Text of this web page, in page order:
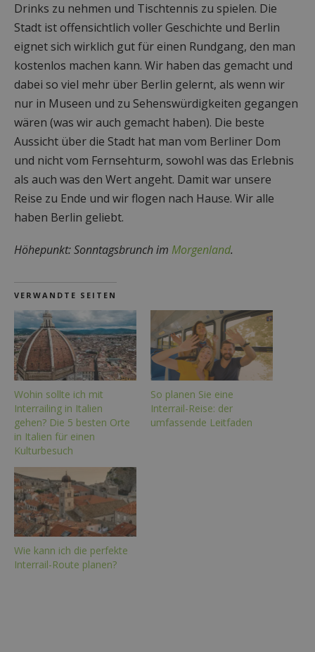
Drinks zu nehmen und Tischtennis zu spielen. Die
Stadt ist offensichtlich voller Geschichte und Berlin
eignet sich wirklich gut für einen Rundgang, den man
kostenlos machen kann. Wir haben das gemacht und
dabei so viel mehr über Berlin gelernt, als wenn wir
nur in Museen und zu Sehenswürdigkeiten gegangen
wären (was wir auch gemacht haben). Die beste
Aussicht über die Stadt hat man vom Berliner Dom
und nicht vom Fernsehturm, sowohl was das Erlebnis
als auch was den Wert angeht. Damit war unsere
Reise zu Ende und wir flogen nach Hause. Wir alle
haben Berlin geliebt.
Höhepunkt: Sonntagsbrunch im Morgenland.
VERWANDTE SEITEN
Wohin sollte ich mit
Interrailing in Italien
gehen? Die 5 besten Orte
in Italien für einen
Kulturbesuch
So planen Sie eine
Interrail-Reise: der
umfassende Leitfaden
Wie kann ich die perfekte
Interrail-Route planen?